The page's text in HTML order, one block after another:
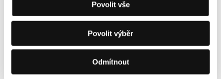
Povolit vše
Povolit výběr
Odmítnout
Císařských lázní v samotných Karlových
Varech. Letošní ročník tak bude pro diváky ještě
kinaře. Na jedné straně pomáhá dostat pestrou a